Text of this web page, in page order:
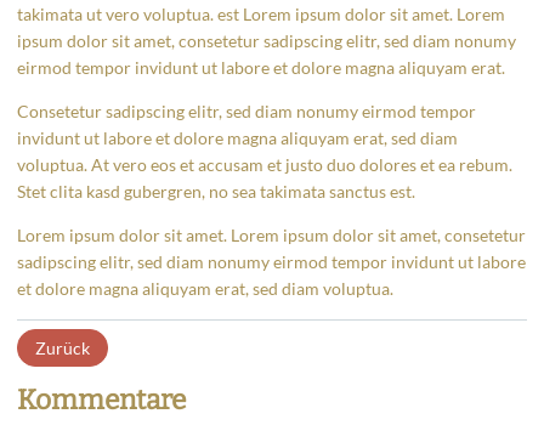
takimata ut vero voluptua. est Lorem ipsum dolor sit amet. Lorem
ipsum dolor sit amet, consetetur sadipscing elitr, sed diam nonumy
eirmod tempor invidunt ut labore et dolore magna aliquyam erat.
Consetetur sadipscing elitr, sed diam nonumy eirmod tempor
invidunt ut labore et dolore magna aliquyam erat, sed diam
voluptua. At vero eos et accusam et justo duo dolores et ea rebum.
Stet clita kasd gubergren, no sea takimata sanctus est.
Lorem ipsum dolor sit amet. Lorem ipsum dolor sit amet, consetetur
sadipscing elitr, sed diam nonumy eirmod tempor invidunt ut labore
et dolore magna aliquyam erat, sed diam voluptua.
Zurück
Kommentare